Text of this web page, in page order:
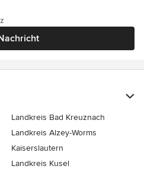
Landkreis Bad Kreuznach
Landkreis Alzey-Worms
Kaiserslautern
Landkreis Kusel